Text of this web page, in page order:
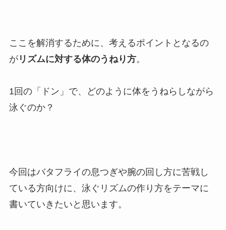
ここを解消するために、考えるポイントとなるの
がリズムに対する体のうねり方。
1回の「ドン」で、どのように体をうねらしながら
泳ぐのか？
今回はバタフライの息つぎや腕の回し方に苦戦し
ている方向けに、泳ぐリズムの作り方をテーマに
書いていきたいと思います。